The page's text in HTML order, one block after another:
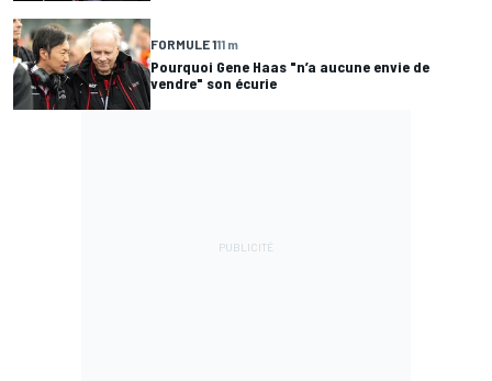
FORMULE 111 m
Pourquoi Gene Haas "n’a aucune envie de
vendre" son écurie